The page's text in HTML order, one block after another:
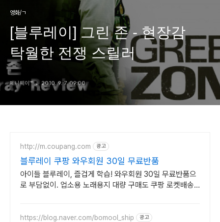
영화/ㄱ
[블루레이] 그린 존 - 현장감
탁월한 전쟁 스릴러
페니웨이™ 2010. 9. 7. 09:00
http://m.coupang.com 광고
블루레이 쿠팡 와우회원 30일 무료반품
아이들 블루레이, 즐겁게 학습! 와우회원 30일 무료반품으
로 부담없이. 업소용 노래용지 대량 구매도 쿠팡 로켓배송
https://blog.naver.com/bomool_ship 광고